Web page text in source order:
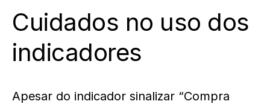
Cuidados no uso dos
indicadores
Apesar do indicador sinalizar “Compra